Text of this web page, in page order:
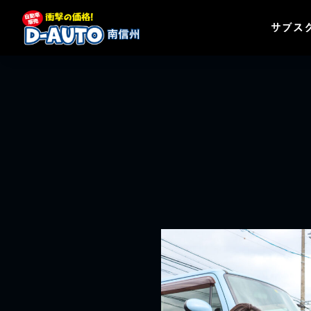
サブス
サブス